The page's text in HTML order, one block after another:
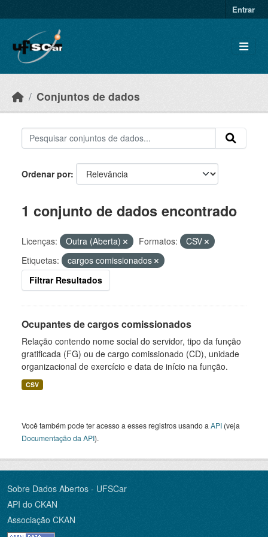
Entrar
Conjuntos de dados
Ordenar por
1 conjunto de dados encontrado
Licenças: Outra (Aberta) Formatos:
CSV
Etiquetas:
cargos comissionados
Filtrar Resultados
Ocupantes de cargos comissionados
Relação contendo nome social do servidor, tipo da função
gratificada (FG) ou de cargo comissionado (CD), unidade
organizacional de exercício e data de início na função.
CSV
Você também pode ter acesso a esses registros usando a API (veja
Documentação da API).
Sobre Dados Abertos - UFSCar
API do CKAN
Associação CKAN